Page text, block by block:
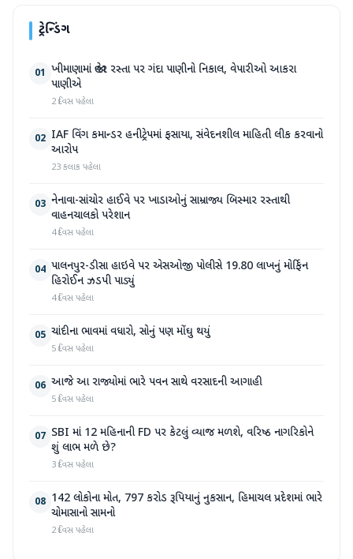
ટ્રેન્ડિંગ
01 ખીમાણામાં જાહેર રસ્તા પર ગંદા પાણીનો નિકાલ, વેપારીઓ આકરા
પાણીએ
2 દિવસ પહેલા
02 IAF વિંગ કમાન્ડર હનીટ્રેપમાં ફસાયા, સંવેદનશીલ માહિતી લીક કરવાનો
આરોપ
23 કલાક પહેલા
03 નેનાવા-સાંચોર હાઈવે પર ખાડાઓનું સામ્રાજ્ય બિસ્માર રસ્તાથી
વાહનચાલકો પરેશાન
4 દિવસ પહેલા
04 પાલનપુર-ડીસા હાઇવે પર એસઓજી પોલીસે 19.80 લાખનું મોર્ફિન
હિરોઈન ઝડપી પાડ્યું
4 દિવસ પહેલા
05 ચાંદીના ભાવમાં વધારો, સોનું પણ મોંઘુ થયું
5 દિવસ પહેલા
06 આજે આ રાજ્યોમાં ભારે પવન સાથે વરસાદની આગાહી
5 દિવસ પહેલા
07 SBI માં 12 મહિનાની FD પર કેટલું વ્યાજ મળશે, વરિષ્ઠ નાગરિકોને
શું લાભ મળે છે?
3 દિવસ પહેલા
08 142 લોકોના મોત, 797 કરોડ રૂપિયાનું નુકસાન, હિમાચલ પ્રદેશમાં ભારે
ચોમાસાનો સામનો
2 દિવસ પહેલા